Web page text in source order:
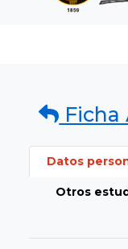
Datos
Otros